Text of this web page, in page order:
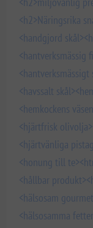
<h2>Näringsrika
<handgjord skål>
<hantverksmässig
<hantverksmässigt
<havssalt skål>
<hemkockens
<hjärtfrisk olivolja>
<hjärtvänliga
<honung till te>
<hållbar produkt>
<hälsosam
<hälsosamma